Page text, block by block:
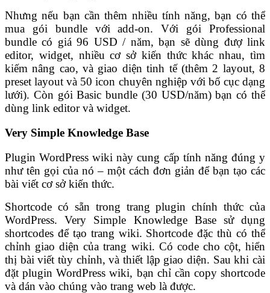
Nhưng nếu bạn cần thêm nhiều tính năng, bạn có thể
mua gói bundle với add-on. Với gói Professional
bundle có giá 96 USD / năm, bạn sẽ dùng đượ link
editor, widget, nhiều cơ sở kiến thức khác nhau, tìm
kiếm nâng cao, và giao diện tinh tế (thêm 2 layout, 8
preset layout và 50 icon chuyên nghiệp với bố cục dạng
lưới). Còn gói Basic bundle (30 USD/năm) bạn có thể
dùng link editor và widget.
Very Simple Knowledge Base
Plugin WordPress wiki này cung cấp tính năng đúng y
như tên gọi của nó – một cách đơn giản để bạn tạo các
bài viết cơ sở kiến thức.
Shortcode có sẵn trong trang plugin chính thức của
WordPress. Very Simple Knowledge Base sử dụng
shortcodes để tạo trang wiki. Shortcode đặc thù có thể
chỉnh giao diện của trang wiki. Có code cho cột, hiển
thị bài viết tùy chỉnh, và thiết lập giao diện. Sau khi cài
đặt plugin WordPress wiki, bạn chỉ cần copy shortcode
và dán vào chúng vào trang web là được.